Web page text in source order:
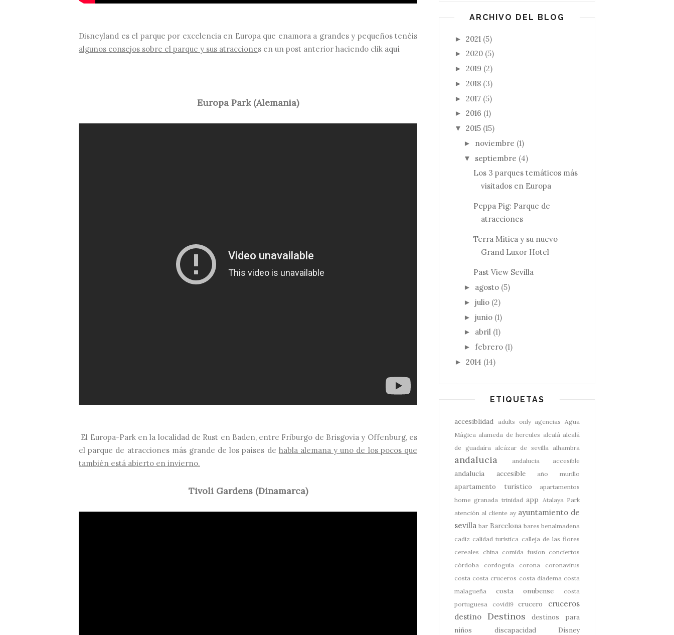
Disneyland es el parque por excelencia en Europa que enamora a grandes y pequeños tenéis
algunos consejos sobre el parque y sus atracciones en un post anterior haciendo clik aquí
Europa Park (Alemania)
El Europa-Park en la localidad de Rust en Baden, entre Friburgo de Brisgovia y Offenburg, es
el parque de atracciones más grande de los países de habla alemana y uno de los pocos que
también está abierto en invierno.
Tivoli Gardens (Dinamarca)
ARCHIVO DEL BLOG
► 2021 (5)
► 2020 (5)
► 2019 (2)
► 2018 (3)
► 2017 (5)
► 2016 (1)
▼ 2015 (15)
► noviembre (1)
▼ septiembre (4)
Los 3 parques temáticos más
visitados en Europa
Peppa Pig: Parque de
atracciones
Terra Mítica y su nuevo
Grand Luxor Hotel
Past View Sevilla
► agosto (5)
► julio (2)
► junio (1)
► abril (1)
► febrero (1)
► 2014 (14)
ETIQUETAS
accesiblidad adults only agencias
Agua
Mágica alameda de hercules alcalá alcalá
de guadaíra
alcázar de sevilla alhambra
andalucia andalucia accesible
andalucía accesible año murillo
apartamento turistico
apartamentos
home granada trinidad app
Atalaya Park
atención al cliente ay ayuntamiento de
sevilla bar Barcelona bares benalmadena
cadiz calidad turistica calleja de las flores
cereales
china comida fusion conciertos
córdoba
cordoguia corona
coronavirus
costa costa cruceros costa diadema costa
malagueña
costa onubense
costa
portuguesa
covid19 crucero
cruceros
destino
Destinos
destinos para
niños
discapacidad Disney